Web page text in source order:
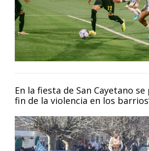
En la fiesta de San Cayetano
fin de la violencia en los